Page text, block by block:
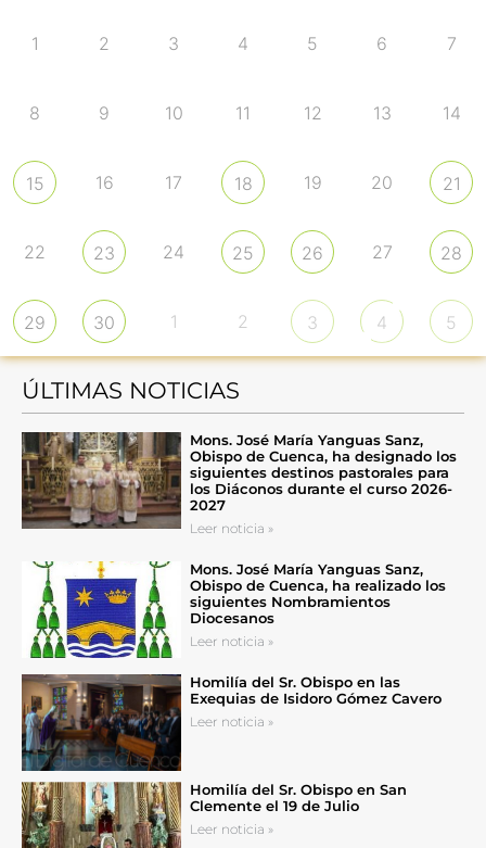
1 2 3 4 5 6 7
8 9 10 11 12 13 14
15 16 17 18 19 20 21
22 23 24 25 26 27 28
29 30 1 2 3 4 5
ÚLTIMAS NOTICIAS
Mons. José María Yanguas Sanz,
Obispo de Cuenca, ha designado los
siguientes destinos pastorales para
los Diáconos durante el curso 2026-
2027
Leer noticia »
Mons. José María Yanguas Sanz,
Obispo de Cuenca, ha realizado los
siguientes Nombramientos
Diocesanos
Leer noticia »
Homilía del Sr. Obispo en las
Exequias de Isidoro Gómez Cavero
Leer noticia »
Homilía del Sr. Obispo en San
Clemente el 19 de Julio
Leer noticia »